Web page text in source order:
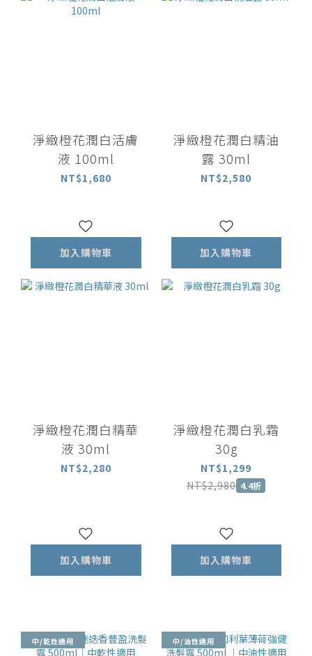
淨緻橙花潤白活膚
液 100ml
NT$1,680
加入購物車
淨緻橙花潤白精油
露 30ml
NT$2,580
加入購物車
淨緻橙花潤白精華
液 30ml
NT$2,280
加入購物車
淨緻橙花潤白乳霜
30g
NT$1,299
NT$2,980 4.4折
加入購物車
中/乾性適用 中/油性適用